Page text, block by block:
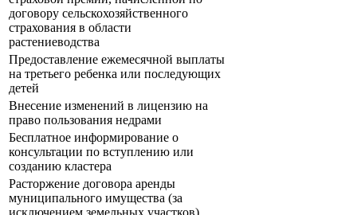
договору сельскохозяйственного
страхования в области
растениеводства
Предоставление ежемесячной выплаты
на третьего ребенка или последующих
детей
Внесение изменений в лицензию на
право пользования недрами
Бесплатное информирование о
консультации по вступлению или
созданию кластера
Расторжение договора аренды
муниципального имущества (за